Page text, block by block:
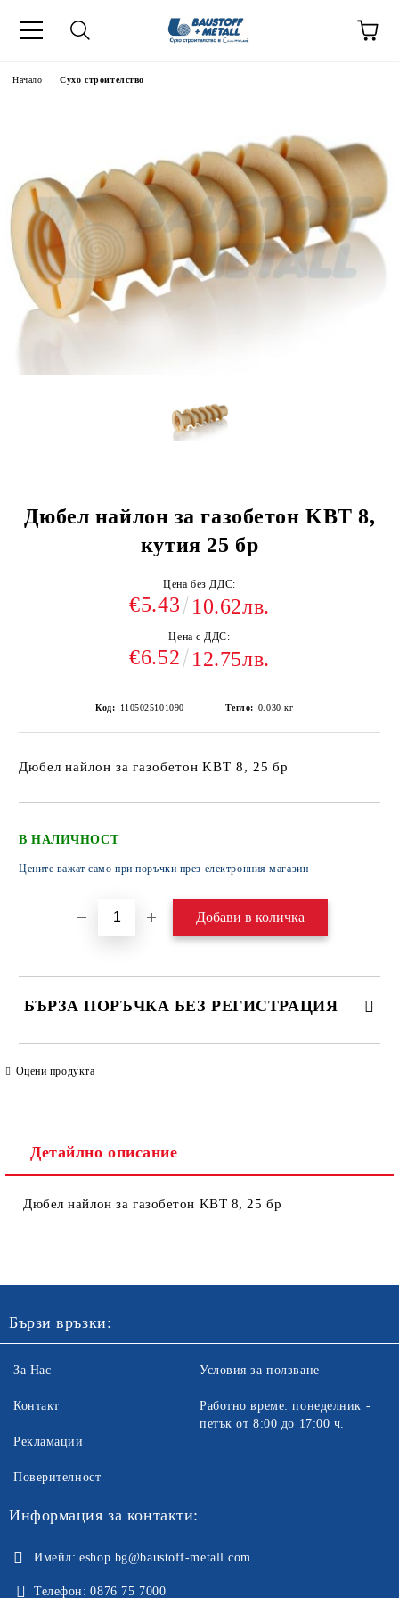
Начало Сухо строителство
Дюбел найлон за газобетон KBT 8,
кутия 25 бр
Цена без ДДС:
€5.43 10.62лв.
Цена с ДДС:
€6.52 12.75лв.
Код: 1105025101090 Тегло: 0.030 кг
Дюбел найлон за газобетон KBT 8, 25 бр
В НАЛИЧНОСТ
Цените важат само при поръчки през електронния магазин
БЪРЗА ПОРЪЧКА БЕЗ РЕГИСТРАЦИЯ
Оцени продукта
Детайлно описание
Дюбел найлон за газобетон KBT 8, 25 бр
Бързи връзки:
За Нас
Контакт
Рекламации
Поверителност
Условия за ползване
Работно време: понеделник -
петък от 8:00 до 17:00 ч.
Информация за контакти:
Имейл: eshop.bg@baustoff-metall.com
Телефон: 0876 75 7000